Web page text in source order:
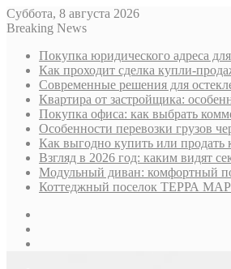
Суббота, 8 августа 2026
Breaking News
Покупка юридического адреса
Как проходит сделка купли-
Современные решения для
Квартира от застройщика:
Покупка офиса: как выбрать
Особенности перевозки грузов
Как выгодно купить или продать
Взгляд в 2026 год: каким видят
Модульный диван: комфортный
Коттеджный поселок ТЕРРА